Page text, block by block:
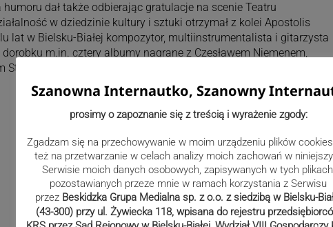
dał także odbierając gratulacje na scenie Teatru
w dziedzinie kultury i sztuki otrzymał z kolei Apostolis
lat w Bielsku-Białej kompozytor, multiinstrumentalista i gitarzysta
m.in. cztery albumy nagrane z Czesławem Niemenem,
Szanowna Internautko, Szanowny
prosimy o zapoznanie się z treścią i wyrażenie zgody:
Zgadzam się na przechowywanie w moim urządzeniu plików
też na przetwarzanie w celach analizy moich zachowań w
Serwisie moich danych osobowych, zapisywanych w tych
pozostawianych przeze mnie w ramach korzystania z Serwisu
przez Beskidzka Grupa Medialna sp. z o.o. z siedzibą w Bielsku-
(43-300) przy ul. Żywiecka 118, wpisana do rejestru